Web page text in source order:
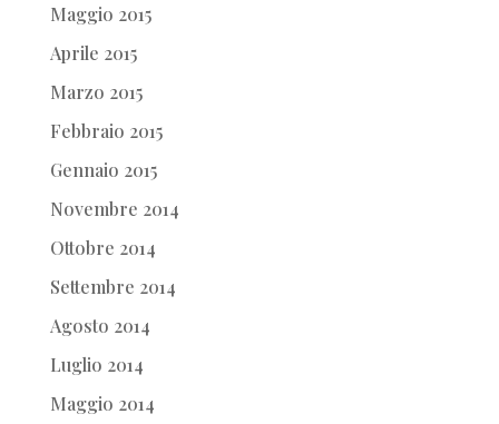
Maggio 2015
Aprile 2015
Marzo 2015
Febbraio 2015
Gennaio 2015
Novembre 2014
Ottobre 2014
Settembre 2014
Agosto 2014
Luglio 2014
Maggio 2014